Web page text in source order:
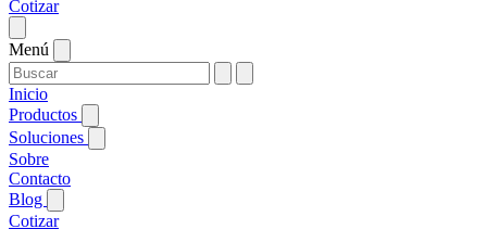
Cotizar
Menú
Inicio
Productos
Soluciones
Sobre
Contacto
Blog
Cotizar